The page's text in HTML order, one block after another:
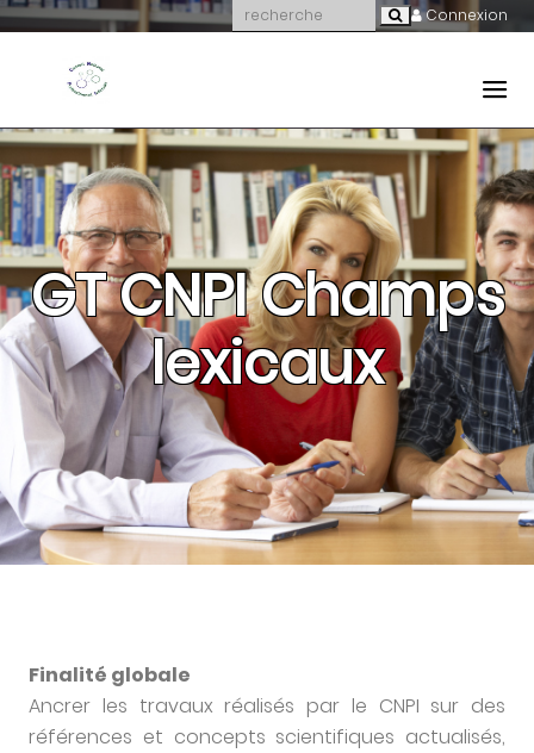
Connexion
GT CNPI Champs
lexicaux
Finalité globale
Ancrer les travaux réalisés par le CNPI sur des
références et concepts scientifiques actualisés,